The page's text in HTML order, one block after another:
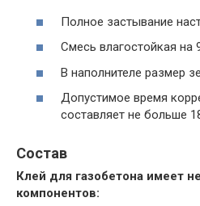
Полное застывание
Смесь влагостойкая на
В наполнителе размер
Допустимое время
составляет не больше
Состав
Клей для газобетона имеет
компонентов: